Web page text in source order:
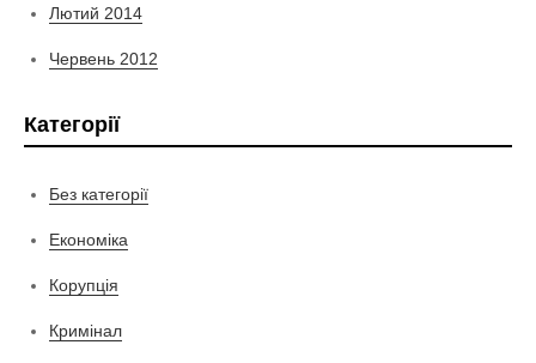
Лютий 2014
Червень 2012
Категорії
Без категорії
Економіка
Корупція
Кримінал